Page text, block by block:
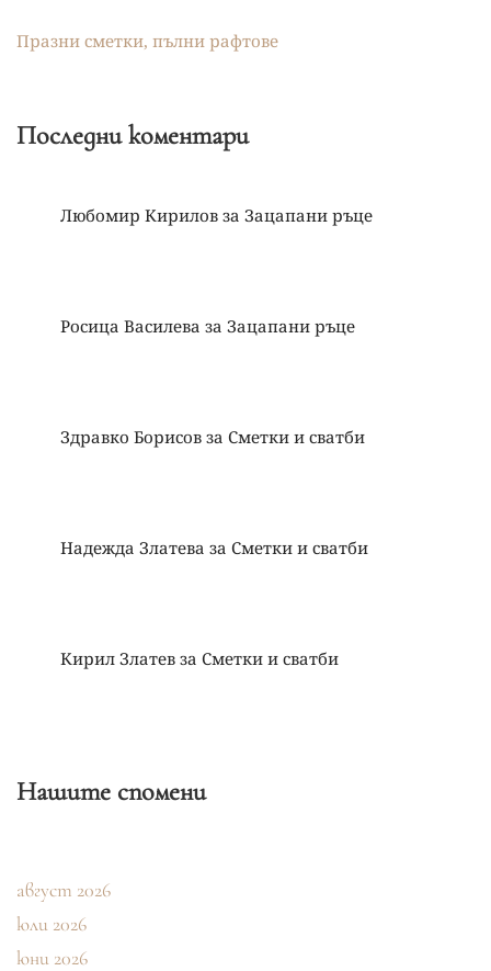
Празни сметки, пълни рафтове
Последни коментари
Любомир Кирилов за Зацапани ръце
Росица Василева за Зацапани ръце
Здравко Борисов за Сметки и сватби
Надежда Златева за Сметки и сватби
Кирил Златев за Сметки и сватби
Нашите спомени
август 2026
юли 2026
юни 2026